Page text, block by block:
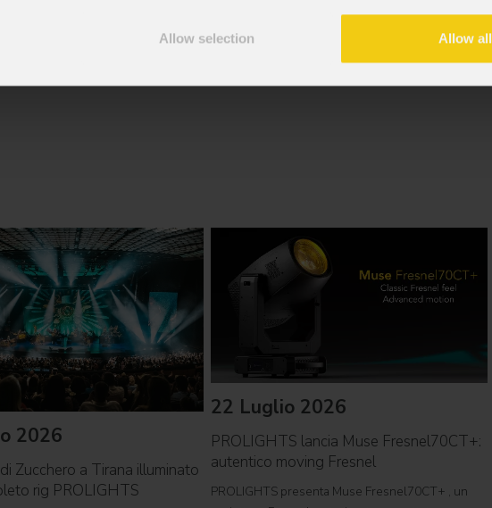
Allow selection Allow all
al trattamento ai sensi dell'art. 6 del GDPR (Privacy Policy).
2026
Zucchero a Tirana illuminato
rig PROLIGHTS
22 Luglio 2026
PROLIGHTS lancia Muse Fresnel70CT+:
autentico moving Fresnel
PROLIGHTS presenta Muse Fresnel70CT+ , un